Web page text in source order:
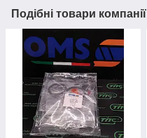
Подібні товари компанії